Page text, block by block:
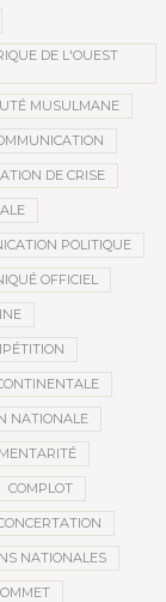
DE L'OUEST
MUSULMANE
DE CRISE
POLITIQUE
OFFICIEL
NATIONALE
COMPLOT
NATIONALES